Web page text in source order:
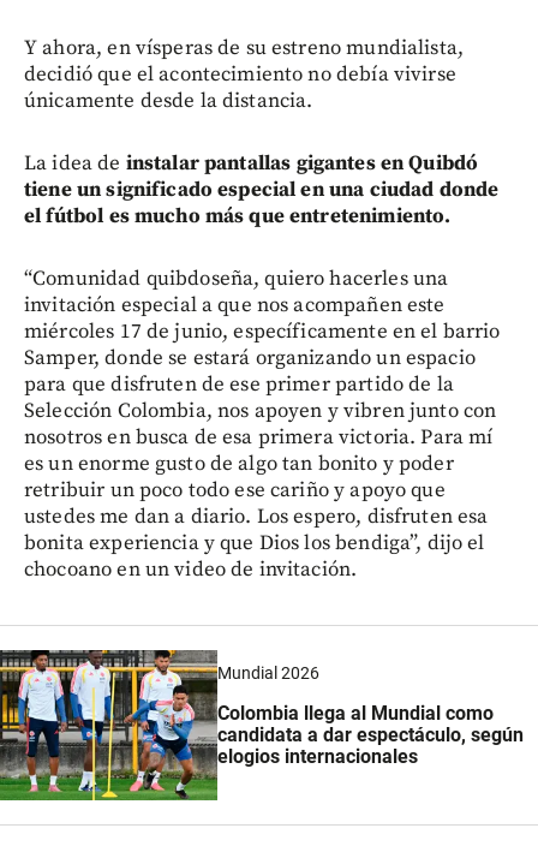
Y ahora, en vísperas de su estreno mundialista,
decidió que el acontecimiento no debía vivirse
únicamente desde la distancia.
La idea de instalar pantallas gigantes en Quibdó
tiene un significado especial en una ciudad donde
el fútbol es mucho más que entretenimiento.
“Comunidad quibdoseña, quiero hacerles una
invitación especial a que nos acompañen este
miércoles 17 de junio, específicamente en el barrio
Samper, donde se estará organizando un espacio
para que disfruten de ese primer partido de la
Selección Colombia, nos apoyen y vibren junto con
nosotros en busca de esa primera victoria. Para mí
es un enorme gusto de algo tan bonito y poder
retribuir un poco todo ese cariño y apoyo que
ustedes me dan a diario. Los espero, disfruten esa
bonita experiencia y que Dios los bendiga”, dijo el
chocoano en un video de invitación.
Mundial 2026
Colombia llega al Mundial como
candidata a dar espectáculo, según
elogios internacionales